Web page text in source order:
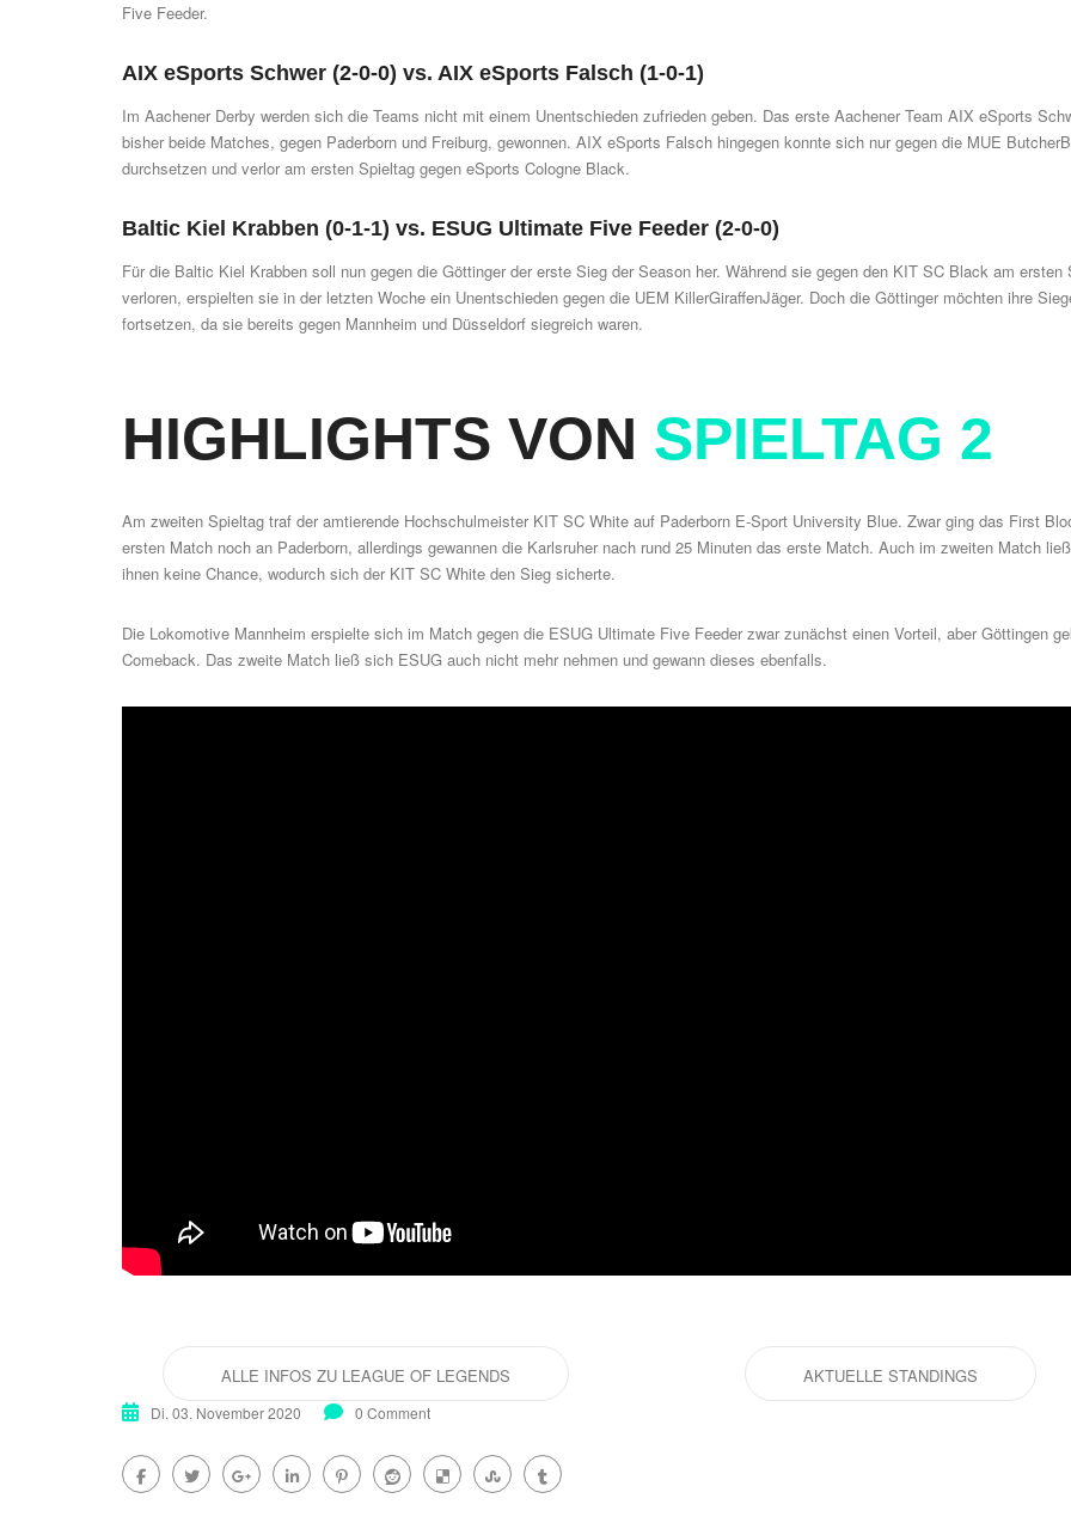
Five Feeder.
AIX eSports Schwer (2-0-0) vs. AIX eSports Falsch (1-0-1)
Im Aachener Derby werden sich die Teams nicht mit einem Unentschieden zufrieden geben. Das erste Aachener Team AIX eSports
bisher beide Matches, gegen Paderborn und Freiburg, gewonnen. AIX eSports Falsch hingegen konnte sich nur gegen die MUE
durchsetzen und verlor am ersten Spieltag gegen eSports Cologne Black.
Baltic Kiel Krabben (0-1-1) vs. ESUG Ultimate Five Feeder (2-0-0)
Für die Baltic Kiel Krabben soll nun gegen die Göttinger der erste Sieg der Season her. Während sie gegen den KIT SC Black am ersten
verloren, erspielten sie in der letzten Woche ein Unentschieden gegen die UEM KillerGiraffenJäger. Doch die Göttinger möchten ihre
fortsetzen, da sie bereits gegen Mannheim und Düsseldorf siegreich waren.
HIGHLIGHTS VON SPIELTAG 2
Am zweiten Spieltag traf der amtierende Hochschulmeister KIT SC White auf Paderborn E-Sport University Blue. Zwar ging das First
ersten Match noch an Paderborn, allerdings gewannen die Karlsruher nach rund 25 Minuten das erste Match. Auch im zweiten Match
ihnen keine Chance, wodurch sich der KIT SC White den Sieg sicherte.
Die Lokomotive Mannheim erspielte sich im Match gegen die ESUG Ultimate Five Feeder zwar zunächst einen Vorteil, aber Göttingen
Comeback. Das zweite Match ließ sich ESUG auch nicht mehr nehmen und gewann dieses ebenfalls.
ALLE INFOS ZU LEAGUE OF LEGENDS AKTUELLE STANDINGS
Di. 03. November 2020 0 Comment